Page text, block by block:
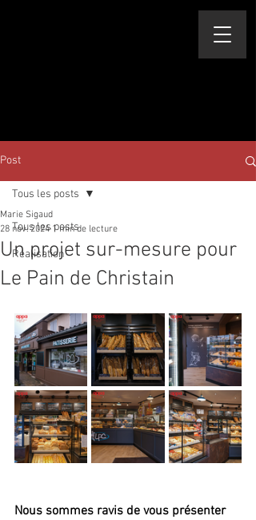
Post
Tous les posts
Réalisation
Tous les posts
Un projet sur-mesure pour
Le Pain de Christain
Marie Sigaud
28 nov. 2024 1 min de lecture
Nous sommes ravis de vous présenter